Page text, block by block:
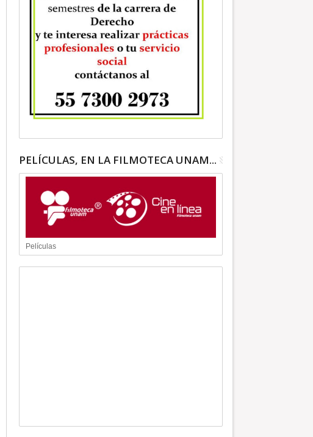
PELÍCULAS, EN LA FILMOTECA UNAM...
Películas